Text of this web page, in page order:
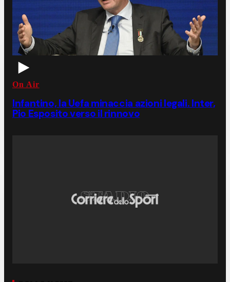
On Air
Infantino, la Uefa minaccia azioni legali. Inter,
Pio Esposito verso il rinnovo